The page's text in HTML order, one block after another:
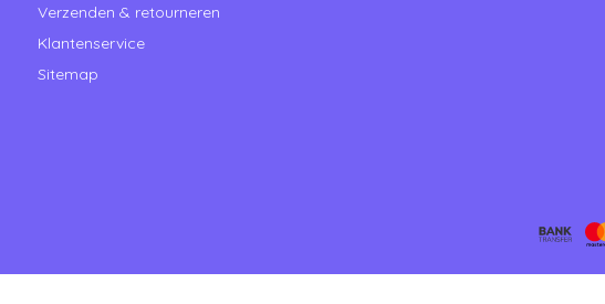
Verzenden & retourneren
Klantenservice
Sitemap